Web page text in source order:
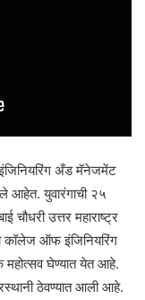
अँड मॅनेजमेंट
आहेत. युवारंगाची २५
चौधरी उत्तर महाराष्ट्र
कॉलेज ऑफ इंजिनियरिंग
महोत्सव घेण्यात येत आहे.
ठेवण्यात आली आहे.